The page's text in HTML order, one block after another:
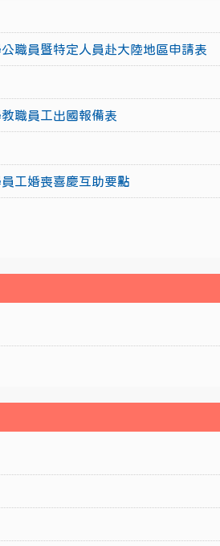
職員暨特定人員赴大陸地區申請表
職員工出國報備表
工婚喪喜慶互助要點